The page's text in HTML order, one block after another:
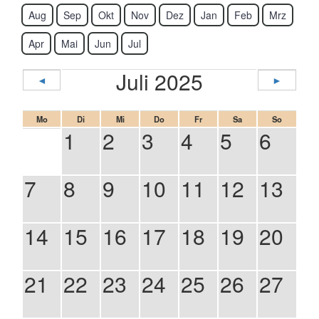
Aug
Sep Okt Nov Dez Jan Feb
Mrz
Apr
Mai Jun Jul
◄ Juli 2025 ►
Mo Di Mi Do Fr Sa So
1 2 3 4 5
6
7
8 9 10 11 12 13
14 15 16 17 18 19 20
21
22 23 24 25 26 27